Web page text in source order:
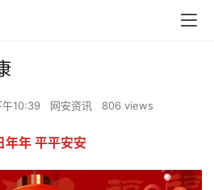
午10:39 网安资讯 806 views
年年 平平安安